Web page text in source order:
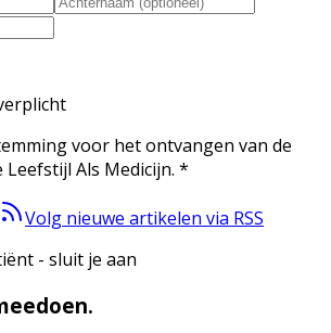
voor het ontvangen van de
Leefstijl Als Medicijn. *
Volg nieuwe artikelen via RSS
- sluit je aan